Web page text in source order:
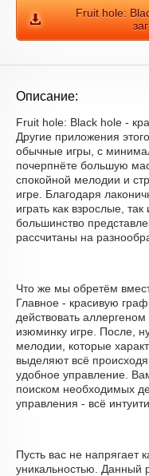
Fruit hole:
Описание:
Fruit hole: Black hole -
Другие приложения
обычные игры, с
почерпнёте большую
спокойной мелодии и
игре. Благодаря
играть как взрослые,
большинство
рассчитаны на
Что же мы обретём
Главное - красивую
действовать
изюминку игре. После,
мелодии, которые
выделяют всё
удобное управление.
поиском необходимых
управления - всё
Пусть вас не напрягает
уникальностью. Данный